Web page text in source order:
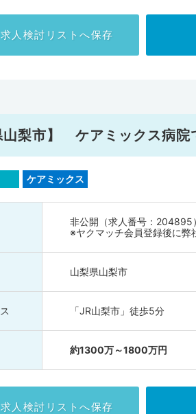
求人検討 リストへ保存
山梨市】 ケアミックス病院
ケアミックス
非公開（求人番号：204895）
※ヤクマッチ会員登録後に弊
山梨県山梨市
「JR山梨市」徒歩5分
約1300万～1800万円
求人検討 リストへ保存